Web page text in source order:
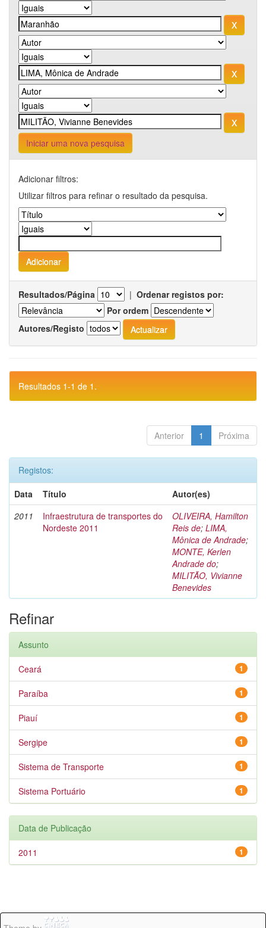
Iniciar uma nova pesquisa
Adicionar filtros:
Utilizar filtros para refinar o resultado da pesquisa.
Resultados/Página | Ordenar registos por:
Por ordem
Autores/Registo
Resultados 1-1 de 1.
Anterior 1 Próxima
Registos:
Data
Título
Autor(es)
2011
Infraestrutura de transportes do
Nordeste 2011
OLIVEIRA, Hamilton
Reis de; LIMA,
Mônica de Andrade;
MONTE, Kerlen
Andrade do;
MILITÃO, Vivianne
Benevides
Refinar
Assunto
1
Ceará
1
Paraíba
1
Piauí
1
Sergipe
1
Sistema de Transporte
1
Sistema Portuário
Data de Publicação
1
2011